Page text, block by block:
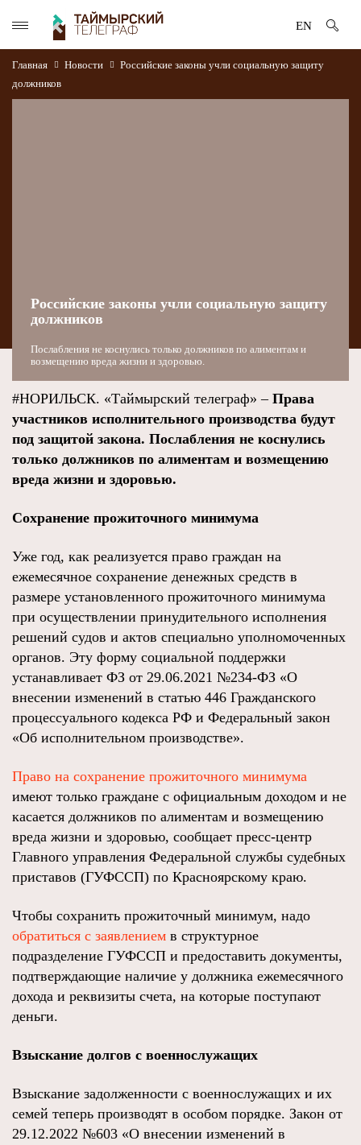
EN
Главная Новости
Российские законы учли социальную защиту
должников
Российские законы учли социальную защиту
должников
Послабления не коснулись только должников по алиментам и
возмещению вреда жизни и здоровью.
#НОРИЛЬСК. «Таймырский телеграф» – Права
участников исполнительного производства будут
под защитой закона. Послабления не коснулись
только должников по алиментам и возмещению
вреда жизни и здоровью.
Сохранение прожиточного минимума
Уже год, как реализуется право граждан на
ежемесячное сохранение денежных средств в
размере установленного прожиточного минимума
при осуществлении принудительного исполнения
решений судов и актов специально уполномоченных
органов. Эту форму социальной поддержки
устанавливает ФЗ от 29.06.2021 №234-ФЗ «О
внесении изменений в статью 446 Гражданского
процессуального кодекса РФ и Федеральный закон
«Об исполнительном производстве».
Право на сохранение прожиточного минимума
имеют только граждане с официальным доходом и не
касается должников по алиментам и возмещению
вреда жизни и здоровью, сообщает пресс-центр
Главного управления Федеральной службы судебных
приставов (ГУФССП) по Красноярскому краю.
Чтобы сохранить прожиточный минимум, надо
обратиться с заявлением в структурное
подразделение ГУФССП и предоставить документы,
подтверждающие наличие у должника ежемесячного
дохода и реквизиты счета, на которые поступают
деньги.
Взыскание долгов с военнослужащих
Взыскание задолженности с военнослужащих и их
семей теперь производят в особом порядке. Закон от
29.12.2022 №603 «О внесении изменений в